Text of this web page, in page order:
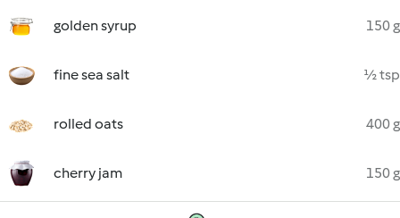
golden syrup 150 g
fine sea salt ½ tsp
rolled oats 400 g
cherry jam 150 g